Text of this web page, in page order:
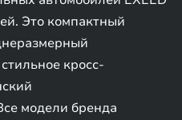
Это компактный
кросс-
модели бренда